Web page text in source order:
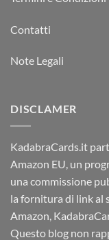
Contatti
Note Legali
DISCLAMER
KadabraCards.it
Amazon EU, un
una commissione
la fornitura di link al
Amazon,
Questo blog non